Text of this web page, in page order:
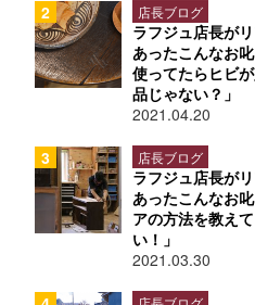
店長ブログ
ラフジュ店長が
あったこんなお
使ってたらヒビ
品じゃない？」
2021.04.20
店長ブログ
ラフジュ店長が
あったこんなお
アの方法を教え
い！」
2021.03.30